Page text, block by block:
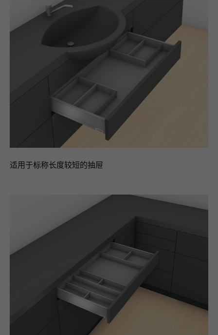
适用于标称长度较短的抽屉